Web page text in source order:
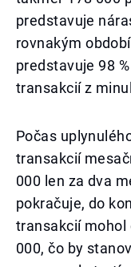
predstavuje
rovnakým
predstavuje 98
transakcií z
Počas
transakcií
000 len za dva
pokračuje, do
transakcií mohol
000, čo by